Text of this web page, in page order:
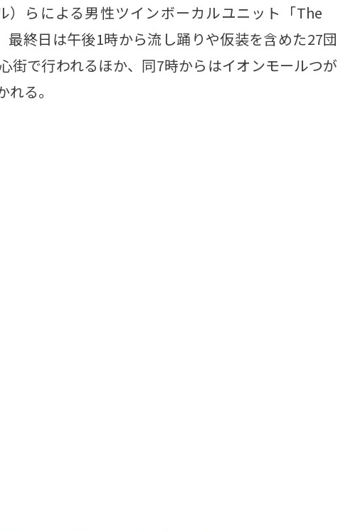
）らによる男性ツインボーカルユニット「The
終日は午後1時から流し踊りや仮装を含めた27団
街で行われるほか、同7時からはイオンモールつが
る。